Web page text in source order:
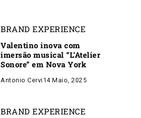
BRAND EXPERIENCE
Valentino inova com
imersão musical “L’Atelier
Sonore” em Nova York
Antonio Cervi 14 Maio, 2025
BRAND EXPERIENCE